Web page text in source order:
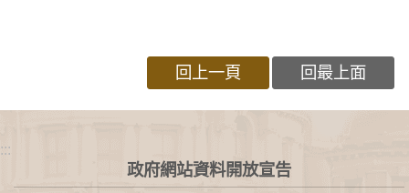
回上一頁 回最上面
:::
政府網站資料開放宣告